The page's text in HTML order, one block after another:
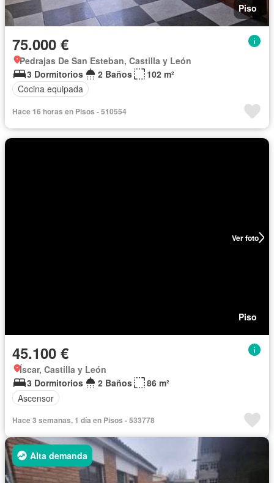
Piso
75.000 €
Pedrajas De San Esteban, Castilla y León
3 Dormitorios
2 Baños
102 m²
Cocina equipada
Hace 16 horas en Pisos - 510554
Ver foto
Piso
45.100 €
Íscar, Castilla y León
3 Dormitorios
2 Baños
86 m²
Ascensor
Hace 3 semanas, 1 día en Pisos - 533778
Alta demanda